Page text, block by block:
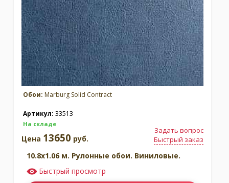
Обои: Marburg Solid Contract
Артикул: 33513
На складе
Задать вопрос
Быстрый заказ
Цена 13650 руб.
10.8x1.06 м. Рулонные обои. Виниловые.
Быстрый просмотр